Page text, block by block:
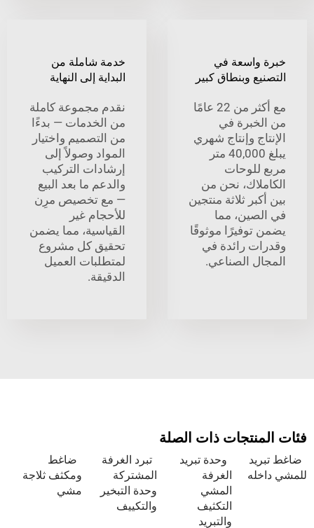
في
وبنطاق كبير
مع أكثر من 22 عامًا
في
وإنتاج شهري
يبلغ 40,000 متر
نحن من
ثلاثة منتجين
مما
موثوقًا
رائدة في
الصناعي.
خدمة شاملة من
البداية إلى النهاية
نقدم مجموعة كاملة
من الخدمات — بدءًا
من التصميم واختيار
المواد وصولاً إلى
إرشادات التركيب
والدعم ما بعد البيع
— مع تخصيص مرِن
للأحجام غير
القياسية، مما يضمن
تحقيق كل مشروع
لمتطلبات العميل
ذات الصلة
وحدة تبريد
الغرفة
تبرد الغرفة
المشتركة
وحدة التبخير
والتكييف
ضاغط
ومكثف ثلاجة
مشي